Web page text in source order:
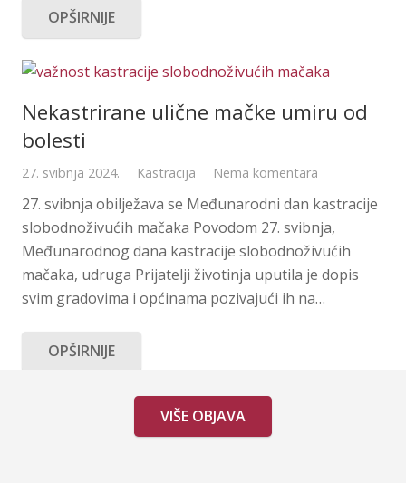
OPŠIRNIJE
Nekastrirane ulične mačke umiru od
bolesti
27. svibnja 2024. Kastracija Nema komentara
27. svibnja obilježava se Međunarodni dan kastracije
slobodnoživućih mačaka Povodom 27. svibnja,
Međunarodnog dana kastracije slobodnoživućih
mačaka, udruga Prijatelji životinja uputila je dopis
svim gradovima i općinama pozivajući ih na…
OPŠIRNIJE
VIŠE OBJAVA